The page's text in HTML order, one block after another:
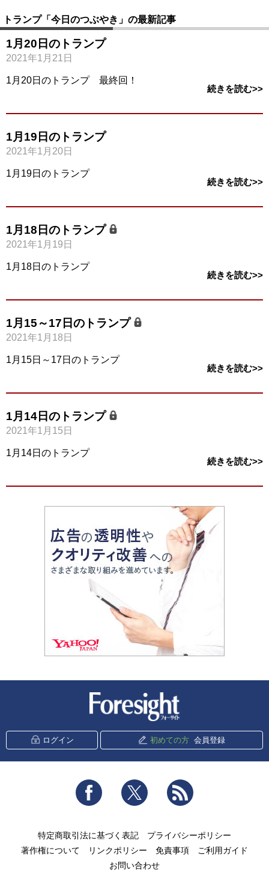
トランプ「今日のつぶやき」の最新記事
1月20日のトランプ
2021年1月21日
1月20日のトランプ 最終回！
続きを読む>>
1月19日のトランプ
2021年1月20日
1月19日のトランプ
続きを読む>>
1月18日のトランプ
2021年1月19日
1月18日のトランプ
続きを読む>>
1月15～17日のトランプ
2021年1月18日
1月15日～17日のトランプ
続きを読む>>
1月14日のトランプ
2021年1月15日
1月14日のトランプ
続きを読む>>
ログイン 初めての方 会員登録
Facebook Twitter
特定商取引法に基づく表記
プライバシーポリシー
著作権について
リンクポリシー 免責事項
ご利用ガイド
お問い合わせ